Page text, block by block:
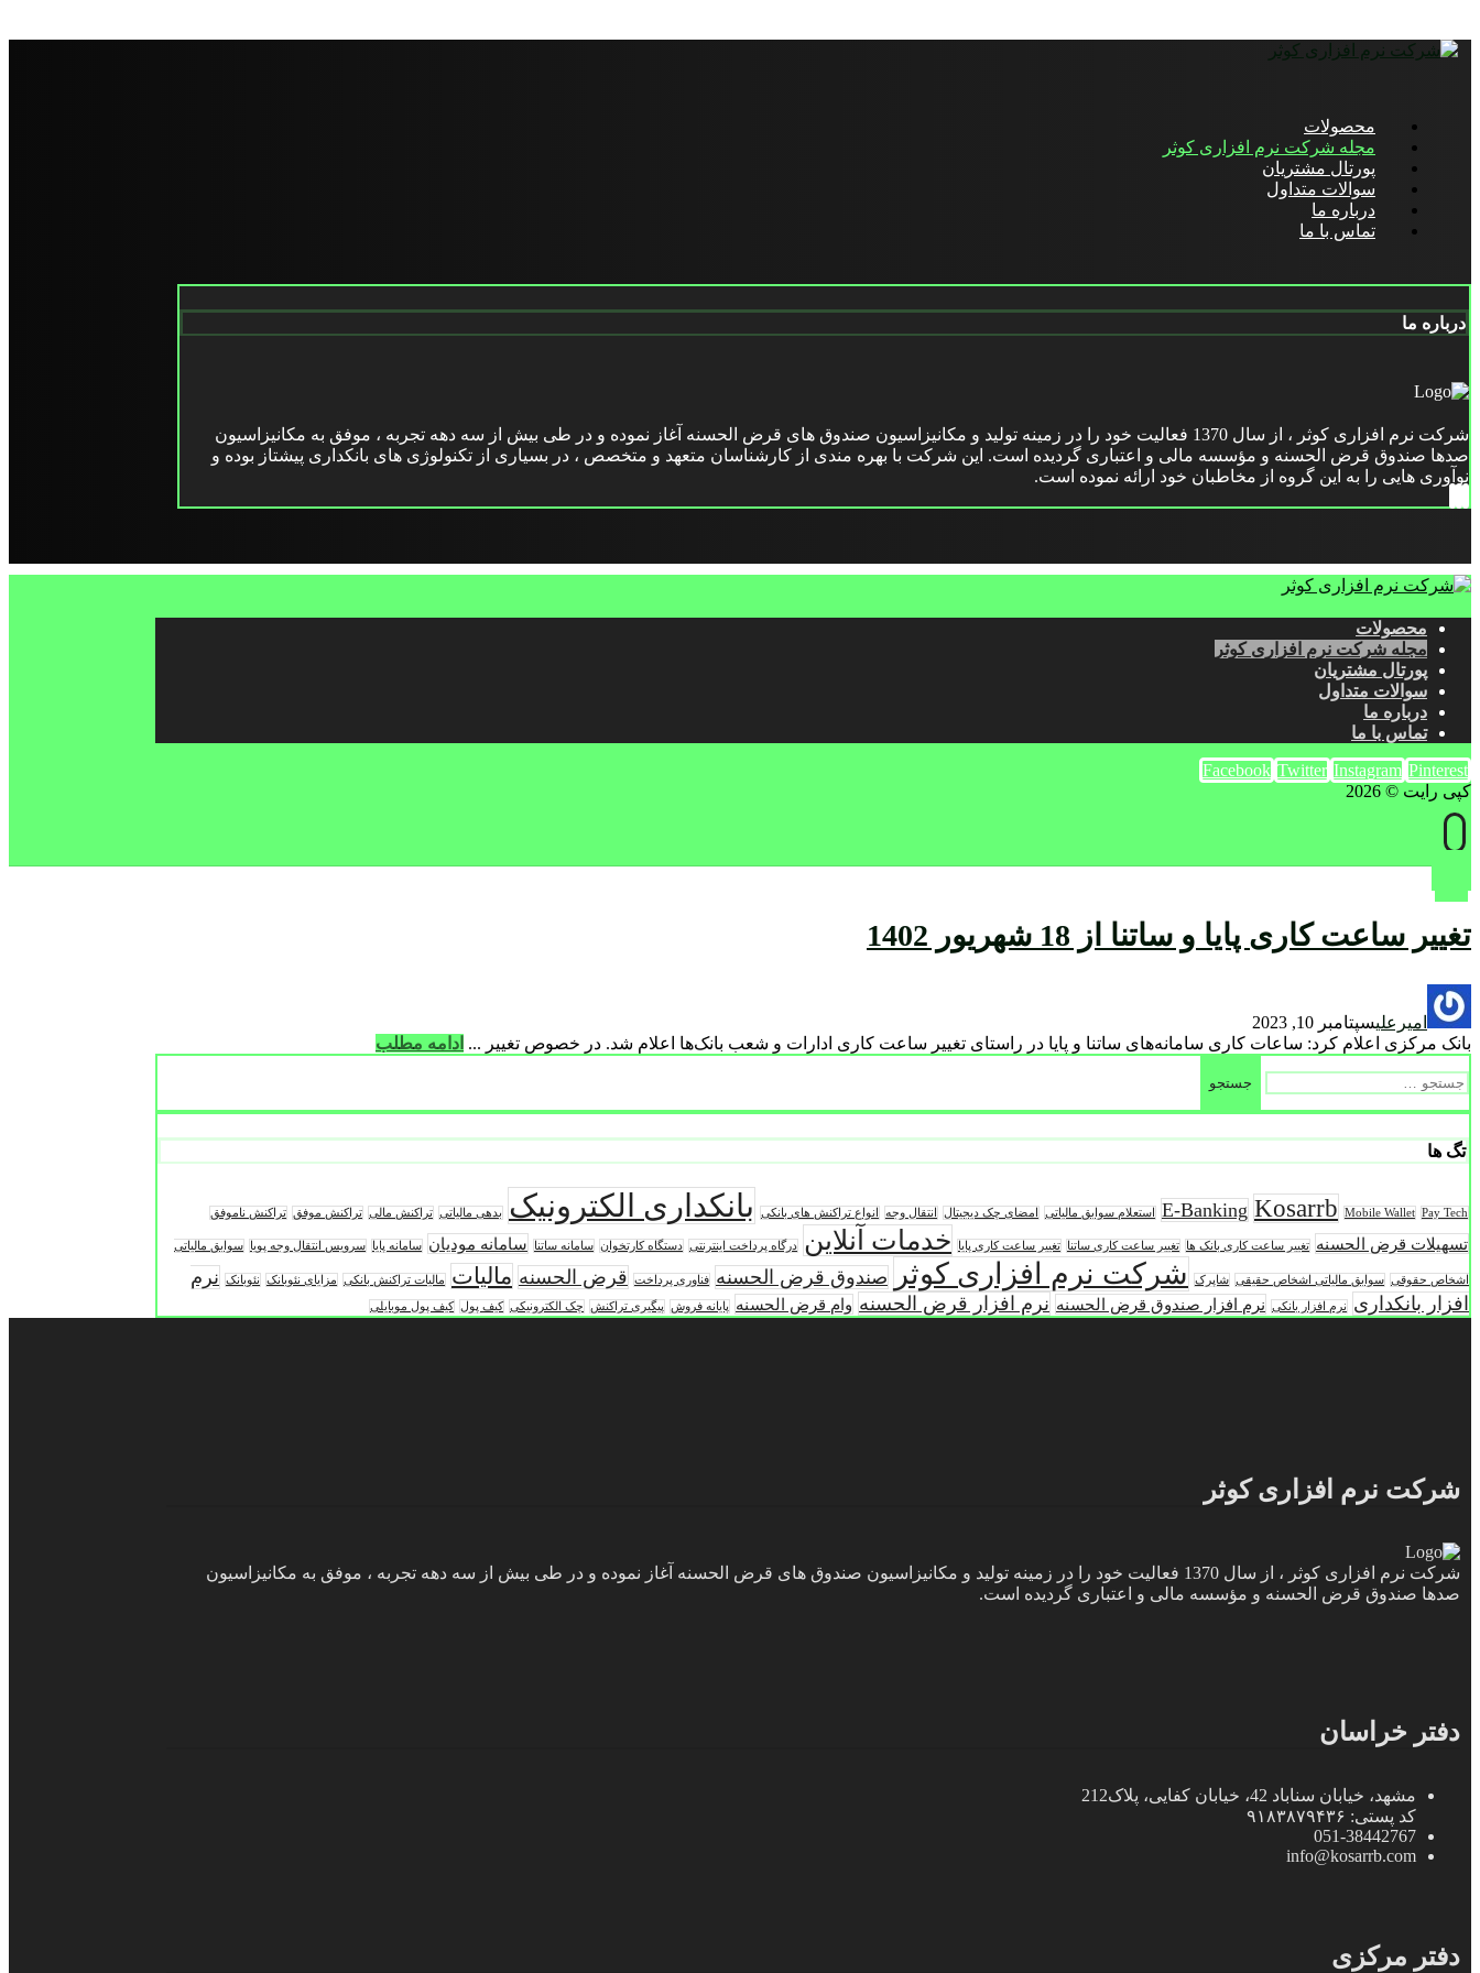
محصولات
مجله شرکت نرم افزاری کوثر
پورتال مشتریان
سوالات متداول
درباره ما
تماس با ما
درباره ما
شرکت نرم افزاری کوثر ، از سال 1370 فعالیت خود را در زمینه تولید و مکانیزاسیون صندوق های قرض الحسنه آغاز نموده و در طی بیش از سه دهه تجربه ، موفق به مکانیزاسیون
صدها صندوق قرض الحسنه و مؤسسه مالی و اعتباری گردیده است. این شرکت با بهره مندی از کارشناسان متعهد و متخصص ، در بسیاری از تکنولوژی های بانکداری پیشتاز بوده و
نوآوری هایی را به این گروه از مخاطبان خود ارائه نموده است.
محصولات
مجله شرکت نرم افزاری کوثر
پورتال مشتریان
سوالات متداول
درباره ما
تماس با ما
Facebook Twitter Instagram Pinterest
کپی رایت © 2026
تغییر ساعت کاری پایا و ساتنا از 18 شهریور 1402
امیرعلیسپتامبر 10, 2023
بانک مرکزی اعلام کرد: ساعات کاری سامانه‌های ساتنا و پایا در راستای تغییر ساعت کاری ادارات و شعب بانک‌ها اعلام شد. در خصوص تغییر ... ادامه مطلب
برای:
تگ ها
E-Banking Kosarrb Mobile Wallet Pay Tech استعلام سوابق مالیاتی امضای چک دیجیتال انتقال وجه انواع تراکنش های بانکی بانکداری الکترونیک بدهی مالیاتی تراکنش مالی تراکنش موفق تراکنش ناموفق
تسهیلات قرض الحسنه تغییر ساعت کاری بانک ها تغییر ساعت کاری ساتنا تغییر ساعت کاری پایا خدمات آنلاین درگاه پرداخت اینترنتی دستگاه کارتخوان سامانه ساتنا سامانه مودیان سامانه پایا سرویس انتقال وجه پویا سوابق مالیاتی
اشخاص حقوقی سوابق مالیاتی اشخاص حقیقی شاپرک شرکت نرم افزاری کوثر صندوق قرض الحسنه فناوری پرداخت قرض الحسنه مالیات مالیات تراکنش بانکی مزایای نئوبانک نئوبانک
نرم
افزار بانکداری
نرم افزار بانکی نرم افزار صندوق قرض الحسنه نرم افزار قرض الحسنه وام قرض الحسنه پایانه فروش پیگیری تراکنش چک الکترونیکی کیف پول کیف پول موبایلی
شرکت نرم افزاری کوثر
شرکت نرم افزاری کوثر ، از سال 1370 فعالیت خود را در زمینه تولید و مکانیزاسیون صندوق های قرض الحسنه آغاز نموده و در طی بیش از سه دهه تجربه ، موفق به مکانیزاسیون
صدها صندوق قرض الحسنه و مؤسسه مالی و اعتباری گردیده است.
دفتر خراسان
مشهد، خیابان سناباد 42، خیابان کفایی، پلاک212
کد پستی: ۹۱۸۳۸۷۹۴۳۶
051-38442767
info@kosarrb.com
دفتر مرکزی